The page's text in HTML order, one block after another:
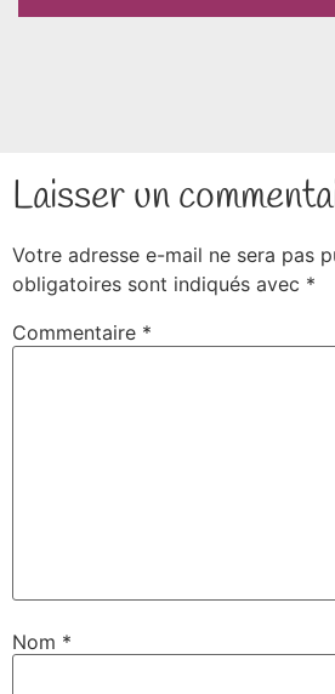
Laisser un
Votre adresse e-mail ne sera pas
obligatoires sont indiqués avec *
Commentaire *
Nom *